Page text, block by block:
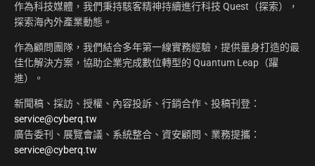
作為科技媒體，我們秉持駭客精神持續進行科技 Quest（探索），
探索海內外產業動態。
作為顧問團隊，我們結合多年第一線實務經驗，提供量身打造的最
佳化解決方案，協助企業完成數位轉型的 Quantum Leap（躍
進）。
新聞稿、採訪、授權、內容投訴、行銷合作、投稿刊登：
service@cyberq.tw
廣告委刊、展覽會議、系統整合、資安顧問、業務提攜：
service@cyberq.tw